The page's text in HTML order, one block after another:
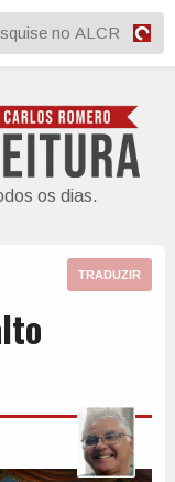
os dias.
TRADUZIR